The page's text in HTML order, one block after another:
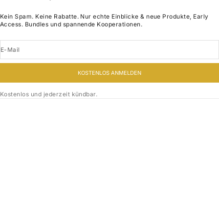
Kein Spam. Keine Rabatte. Nur echte Einblicke & neue Produkte, Early
Access. Bundles und spannende Kooperationen.
E-Mail
KOSTENLOS ANMELDEN
Kostenlos und jederzeit kündbar.